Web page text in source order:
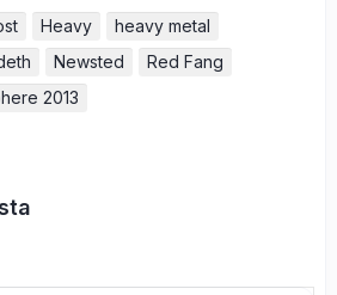
Heavy
heavy metal
Newsted
Red Fang
2013